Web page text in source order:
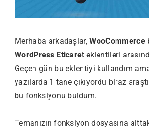
Merhaba arkadaşlar,WooCommerce
WordPress Eticaret eklentileri
Geçen gün bu eklentiyi kullandım
yazılarda 1 tane çıkıyordu biraz
bu fonksiyonu buldum.
Temanızın fonksiyon dosyasına